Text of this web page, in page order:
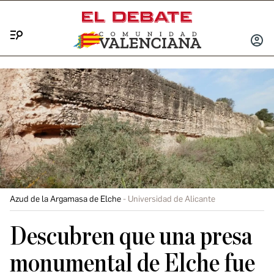
INICIAR
Azud de la Argamasa de Elche Universidad de Alicante
Descubren que una presa
monumental de Elche fue